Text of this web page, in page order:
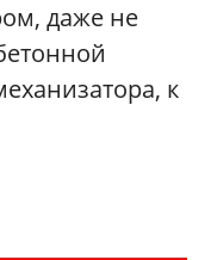
даже не
к